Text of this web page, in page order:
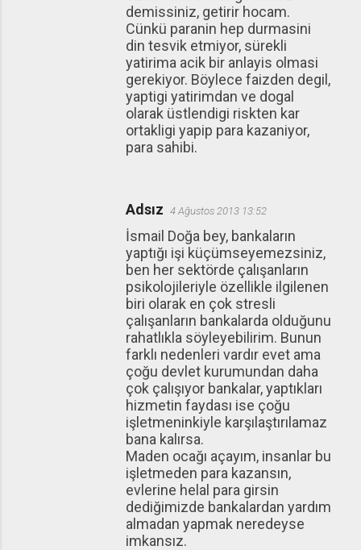
demissiniz, getirir hocam.
Cünkü paranin hep durmasini
din tesvik etmiyor, sürekli
yatirima acik bir anlayis olmasi
gerekiyor. Böylece faizden degil,
yaptigi yatirimdan ve dogal
olarak üstlendigi riskten kar
ortakligi yapip para kazaniyor,
para sahibi.
Adsız 4 Ağustos 2013 13:52
İsmail Doğa bey, bankaların
yaptığı işi küçümseyemezsiniz,
ben her sektörde çalışanların
psikolojileriyle özellikle ilgilenen
biri olarak en çok stresli
çalışanların bankalarda olduğunu
rahatlıkla söyleyebilirim. Bunun
farklı nedenleri vardır evet ama
çoğu devlet kurumundan daha
çok çalışıyor bankalar, yaptıkları
hizmetin faydası ise çoğu
işletmeninkiyle karşılaştırılamaz
bana kalırsa.
Maden ocağı açayım, insanlar bu
işletmeden para kazansın,
evlerine helal para girsin
dediğimizde bankalardan yardım
almadan yapmak neredeyse
imkansız.